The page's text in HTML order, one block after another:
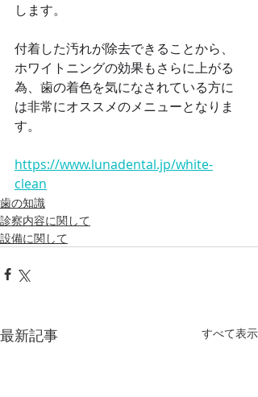
します。
付着した汚れが除去できることから、
ホワイトニングの効果もさらに上がる
為、歯の着色を気になされている方に
は非常にオススメのメニューとなりま
す。
https://www.lunadental.jp/white-
clean
歯の知識
診察内容に関して
設備に関して
最新記事 すべて表示